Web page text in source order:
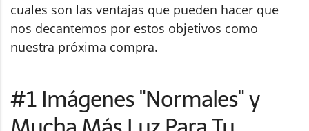
cuales son las ventajas que pueden hacer que
nos decantemos por estos objetivos como
nuestra próxima compra.
#1 Imágenes "Normales" y